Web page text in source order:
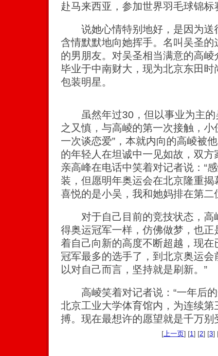
赴马来西亚，参加世界羽毛球锦标
说她心情特别地好，是因为送
含情默默地向她挥手。名叫吴圣
的男朋友。对吴圣相当满意的高
毕业于中南财大，现为北京东田
包装明星。
虽然年过30，但以事业为主的
之又慎，与高崚的第一次接触，小
一次谈恋爱”，本就内向的高崚被
的年轻人在坦诚中一见如故，双
亲高峰在电话中笑着对记者说：“
装，但愿明年奥运会在北京隆重
喜悦的是小吴，我和她妈排在第二
对于自己目前的竞技状态，高
得奥运冠军一样，仿佛做梦，也
着自己向新的高度不断超越，现
冠军最多的选手了，到北京奥运
以对自己而言，坚持就是刷新。”
高崚笑着对记者说：“一年后的
北京工业大学体育馆内，为连续
搏。现在最想许的愿望就是千万别
[ 上一页] [1] [2] [3]